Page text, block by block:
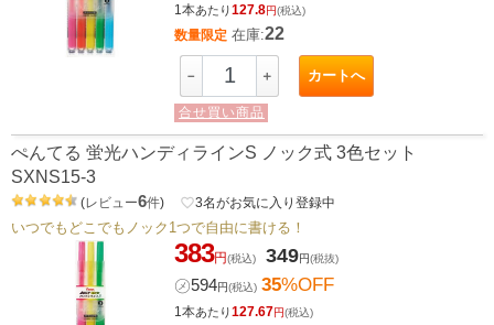
1本あたり127.8円(税込)
数量限定 在庫:22
－ ＋ カートへ
合せ買い商品
ぺんてる 蛍光ハンディラインS ノック式 3色セット
SXNS15-3
(レビュー6件) favorite_border3名がお気に入り登録中
いつでもどこでもノック1つで自由に書ける！
383円(税込) 349円(税抜)
㋱594円(税込) 35%OFF
1本あたり127.67円(税込)